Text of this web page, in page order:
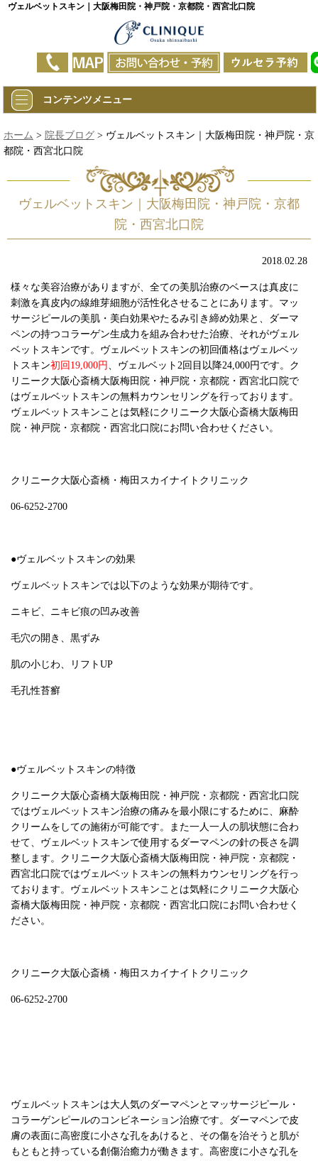
ヴェルベットスキン｜大阪梅田院・神戸院・京都院・西宮北口院
コンテンツメニュー
ホーム > 院長ブログ> ヴェルベットスキン｜大阪梅田院・神戸院・京
都院・西宮北口院
ヴェルベットスキン｜大阪梅田院・神戸院・京都
院・西宮北口院
2018.02.28
様々な美容治療がありますが、全ての美肌治療のベースは真皮に
刺激を真皮内の線維芽細胞が活性化させることにあります。マッ
サージピールの美肌・美白効果やたるみ引き締め効果と、ダーマ
ペンの持つコラーゲン生成力を組み合わせた治療、それがヴェル
ベットスキンです。ヴェルベットスキンの初回価格はヴェルベッ
トスキン初回19,000円 、ヴェルベット2回目以降24,000円です。ク
リニーク大阪心斎橋大阪梅田院・神戸院・京都院・西宮北口院で
はヴェルベットスキンの無料カウンセリングを行っております。
ヴェルベットスキンことは気軽にクリニーク大阪心斎橋大阪梅田
院・神戸院・京都院・西宮北口院にお問い合わせください。
クリニーク大阪心斎橋・梅田スカイナイトクリニック
06-6252-2700
●ヴェルベットスキンの効果
ヴェルベットスキンでは以下のような効果が期待です。
ニキビ、ニキビ痕の凹み改善
毛穴の開き、黒ずみ
肌の小じわ、リフトUP
毛孔性苔癬
●ヴェルベットスキンの特徴
クリニーク大阪心斎橋大阪梅田院・神戸院・京都院・西宮北口院
ではヴェルベットスキン治療の痛みを最小限にするために、麻酔
クリームをしての施術が可能です。また一人一人の肌状態に合わ
せて、ヴェルベットスキンで使用するダーマペンの針の長さを調
整します。クリニーク大阪心斎橋大阪梅田院・神戸院・京都院・
西宮北口院ではヴェルベットスキンの無料カウンセリングを行っ
ております。ヴェルベットスキンことは気軽にクリニーク大阪心
斎橋大阪梅田院・神戸院・京都院・西宮北口院にお問い合わせく
ださい。
クリニーク大阪心斎橋・梅田スカイナイトクリニック
06-6252-2700
ヴェルベットスキンは大人気のダーマペンとマッサージピール・
コラーゲンピールのコンビネーション治療です。ダーマペンで皮
膚の表面に高密度に小さな孔をあけると、その傷を治そうと肌が
もともと持っている創傷治癒力が働きます。高密度に小さな孔を